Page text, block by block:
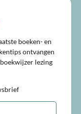
boeken- en
ontvangen
lezing